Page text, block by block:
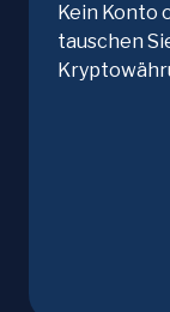
Kein Konto
tauschen